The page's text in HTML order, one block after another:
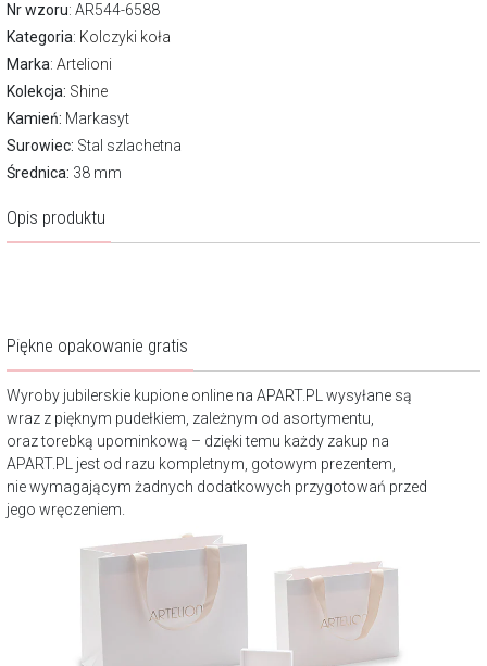
Nr wzoru: AR544-6588
Kategoria: Kolczyki koła
Marka: Artelioni
Kolekcja: Shine
Kamień: Markasyt
Surowiec: Stal szlachetna
Średnica: 38 mm
Opis produktu
Piękne opakowanie gratis
Wyroby jubilerskie kupione online na APART.PL wysyłane są
wraz z pięknym pudełkiem, zależnym od asortymentu,
oraz torebką upominkową – dzięki temu każdy zakup na
APART.PL jest od razu kompletnym, gotowym prezentem,
nie wymagającym żadnych dodatkowych przygotowań przed
jego wręczeniem.